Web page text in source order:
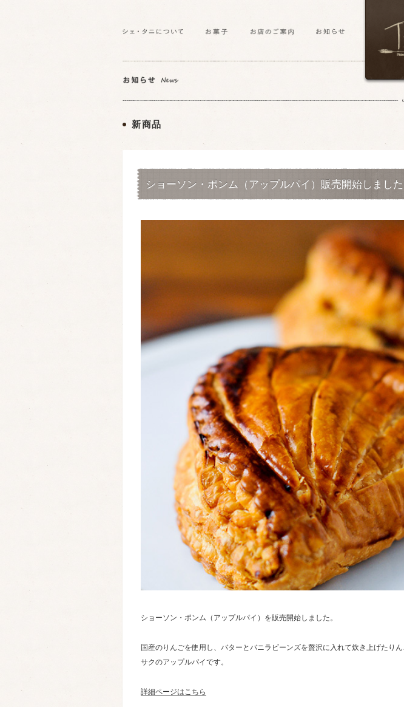
新商品
ショーソン・ポンム（アップルパイ）販売開始しました
ショーソン・ポンム（アップルパイ）を販売開始しました。
国産のりんごを使用し、バターとバニラビーンズを贅沢に入れて炊き上げたり
サクのアップルパイです。
詳細ページはこちら